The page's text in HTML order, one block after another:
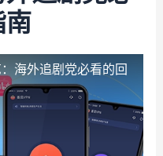
南
海外追剧党必看的回